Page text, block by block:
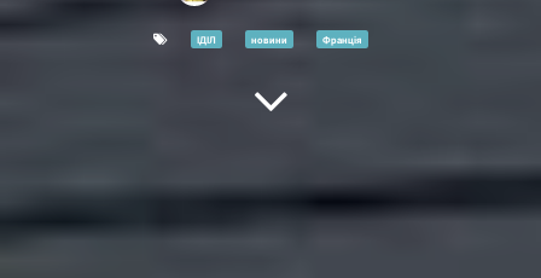
ІДІЛ новини Франція